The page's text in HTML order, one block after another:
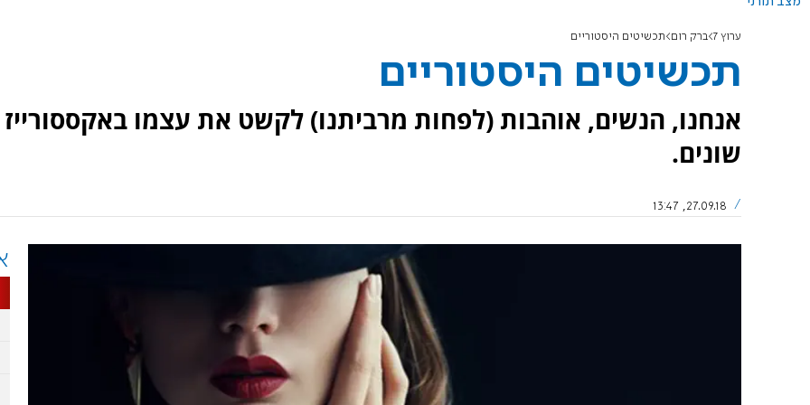
ערוץ 7 ברק רום תכשיטים היסטוריים
תכשיטים היסטוריים
אנחנו, הנשים, אוהבות (לפחות מרביתנו) לקשט את עצמו באקססורייז
שונים.
27.09.18, 13:47